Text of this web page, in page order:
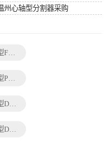
州心轴型分割器采购
升降摇摆型FH系列
平台桌面型DT系列
法兰凸缘型DF系列